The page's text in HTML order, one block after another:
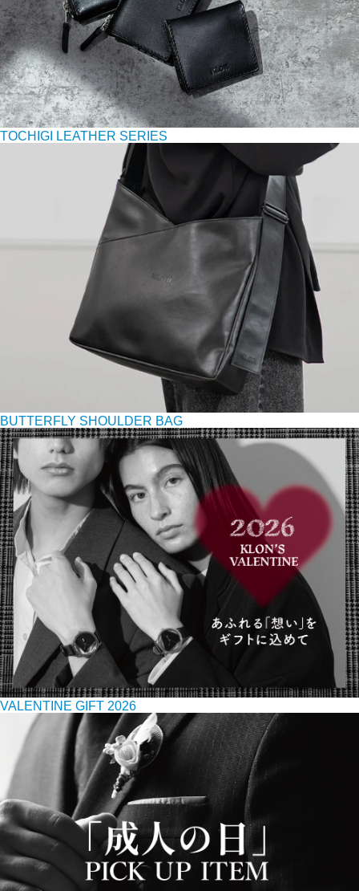
TOCHIGI LEATHER SERIES
BUTTERFLY SHOULDER BAG
VALENTINE GIFT 2026